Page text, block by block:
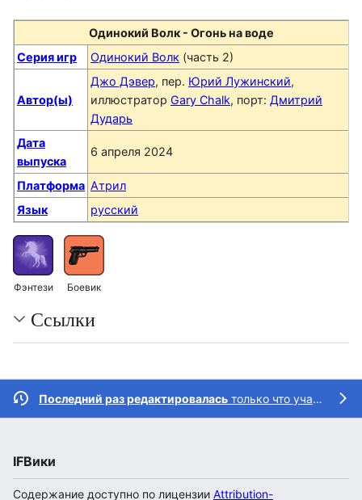
Одинокий Волк - Огонь на воде
Серия игр
Одинокий Волк (часть 2)
Автор(ы)
Джо Дэвер, пер. Юрий Лужинский,
иллюстратор Gary Chalk, порт: Дмитрий
Дударь
Дата
выпуска
6 апреля 2024
Платформа Атрил
Язык
русский
Фэнтези Боевик
Ссылки
Последний раз редактировалась только что участником
IFВики
Содержание доступно по лицензии Attribution-